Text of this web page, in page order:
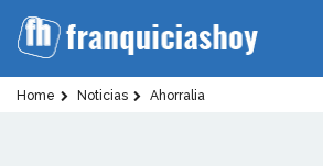
Home Noticias Ahorralia